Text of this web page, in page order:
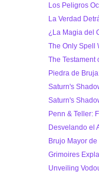
Los Peligros
La Verdad
¿La Magia del
The Only Spell
The Testament
Piedra de
Saturn's
Saturn's
Penn & Teller:
Desvelando el
Brujo Mayor
Grimoires
Unveiling